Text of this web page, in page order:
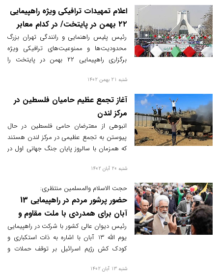
اعلام تمهیدات ترافیکی ویژه راهپیمایی
۲۲ بهمن در پایتخت/ در کدام معابر
تردد و توقف ممنوع است؟
رئیس پلیس راهنمایی و رانندگی تهران بزرگ
محدودیت‌ها و ممنوعیت‌های ترافیکی ویژه
برگزاری راهپیمایی ۲۲ بهمن در پایتخت را
شنبه 21 بهمن 1402
آغاز تجمع عظیم حامیان فلسطین در
مرکز لندن
انبوهی از معترضان حامی فلسطین در حال
پیوستن به تجمع عظیمی در مرکز لندن هستند
که همزمان با سالروز پایان جنگ جهانی اول در
هزار نفر در این راهپیمایی شرکت کنند.
شنبه 20 آبان 1402
حجت الاسلام والمسلمین منتظری:
حضور پرشور مردم در راهپیمایی 13
آبان برای همدردی با ملت مقاوم و
مظلوم غزه
رئیس دیوان عالی کشور با شرکت در راهپیمایی
یوم الله 13 آبان با اشاره به ذات استکباری و
کودک کش رژیم اسرائیل بر توقف حملات و
غزه تاکید کرد.
شنبه 13 آبان 1402